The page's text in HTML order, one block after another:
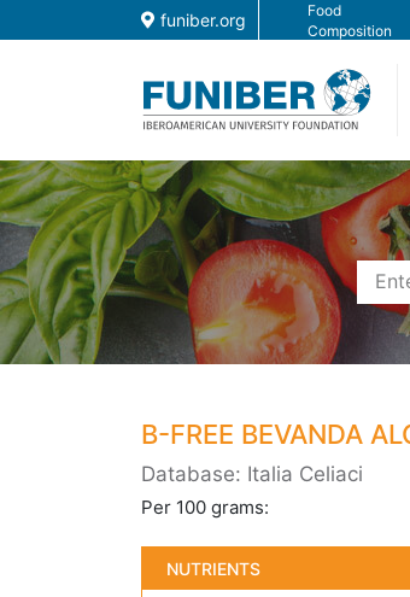
funiber.org
Food
Composition
B-FREE BEVANDA
Database: Italia Celiaci
Per 100 grams:
NUTRIENTS